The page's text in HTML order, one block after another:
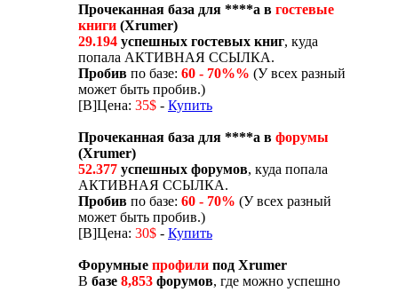
Прочеканная база для ****а в гостевые
книги (Xrumer)
29.194 успешных гостевых книг, куда
попала АКТИВНАЯ ССЫЛКА.
Пробив по базе: 60 - 70%% (У всех разный
может быть пробив.)
[B]Цена: 35$ - Купить
Прочеканная база для ****а в форумы
(Xrumer)
52.377 успешных форумов, куда попала
АКТИВНАЯ ССЫЛКА.
Пробив по базе: 60 - 70% (У всех разный
может быть пробив.)
[B]Цена: 30$ - Купить
Форумные профили под Xrumer
В базе 8,853 форумов, где можно успешно